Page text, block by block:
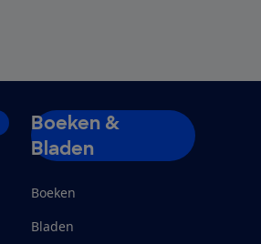
Boeken &
Bladen
Boeken
Bladen